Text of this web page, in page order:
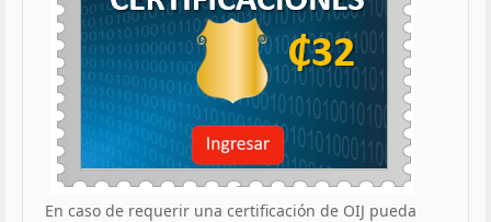
En caso de requerir una certificación de OIJ pueda